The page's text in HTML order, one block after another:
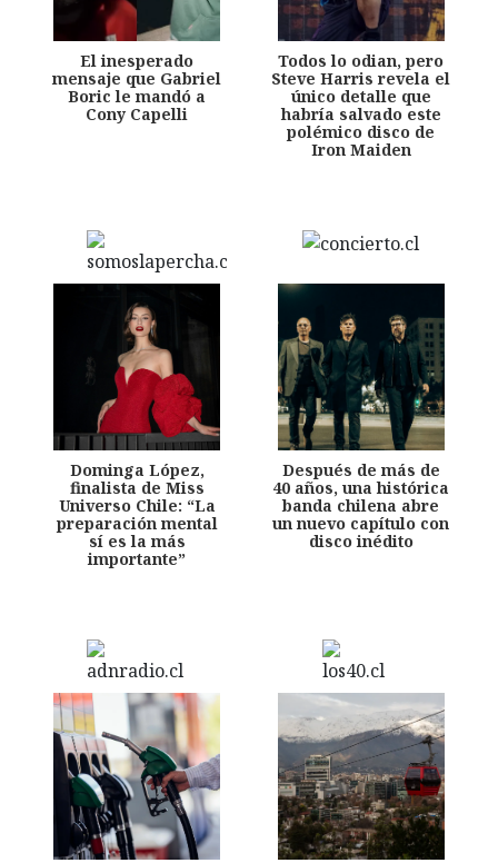
El inesperado
mensaje que Gabriel
Boric le mandó a
Cony Capelli
Todos lo odian, pero
Steve Harris revela el
único detalle que
habría salvado este
polémico disco de
Iron Maiden
Dominga López,
finalista de Miss
Universo Chile: “La
preparación mental
sí es la más
importante”
Después de más de
40 años, una histórica
banda chilena abre
un nuevo capítulo con
disco inédito